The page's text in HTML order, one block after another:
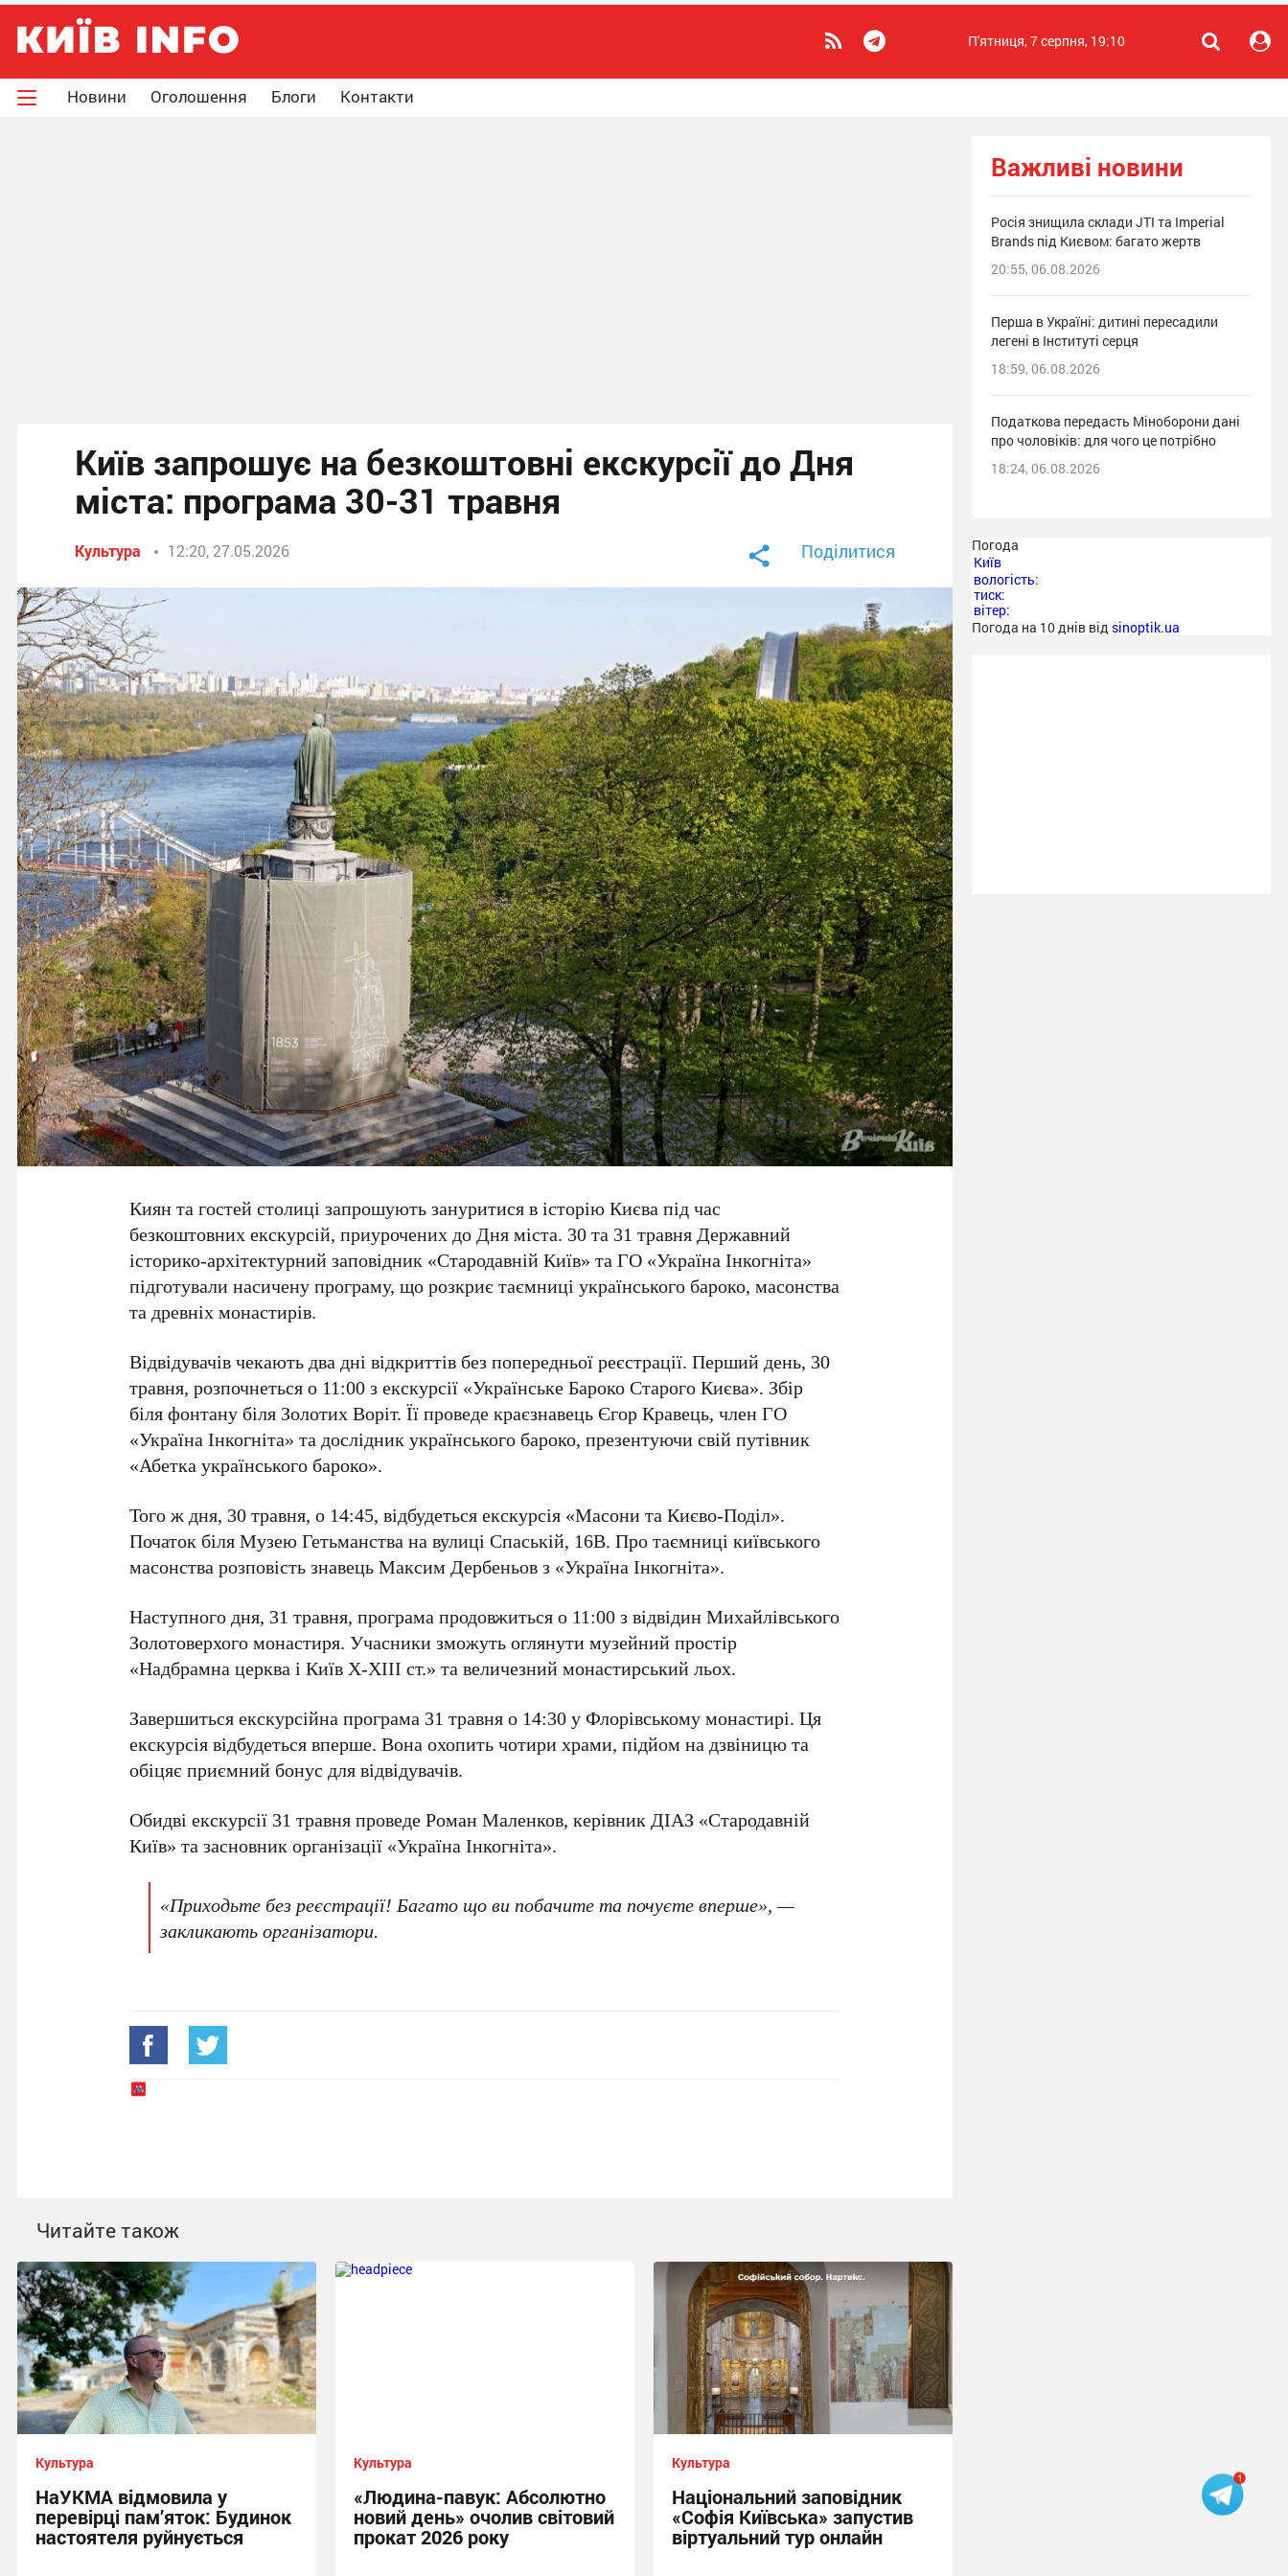
П'ятниця, 7 серпня, 19:10
Новини Оголошення Блоги Контакти
Київ запрошує на безкоштовні екскурсії до Дня
міста: програма 30-31 травня
Культура 12:20, 27.05.2026 Поділитися
Киян та гостей столиці запрошують зануритися в історію Києва під час
безкоштовних екскурсій, приурочених до Дня міста. 30 та 31 травняДержавний
історико-архітектурний заповідник «Стародавній Київ» та ГО «Україна Інкогніта»
підготували насичену програму, що розкриє таємниці українського бароко, масонства
та древніх монастирів.
Відвідувачів чекають два дні відкриттів без попередньої реєстрації. Перший день, 30
травня, розпочнеться о 11:00з екскурсії «Українське Бароко Старого Києва». Збір
біля фонтану біля Золотих Воріт. Її проведе краєзнавецьЄгор Кравець, член ГО
«Україна Інкогніта» та дослідник українського бароко, презентуючи свій путівник
«Абетка українського бароко».
Того ж дня, 30 травня, о 14:45, відбудеться екскурсія «Масони та Києво-Поділ».
Початок біляМузею Гетьманствана вулиціСпаській, 16В. Про таємниці київського
масонства розповість знавецьМаксим Дербеньовз «Україна Інкогніта».
Наступного дня, 31 травня, програма продовжиться о 11:00з відвідинМихайлівського
Золотоверхого монастиря. Учасники зможуть оглянути музейний простір
«Надбрамна церква і Київ Х-ХІІІ ст.» та величезний монастирський льох.
Завершиться екскурсійна програма 31 травняо 14:30уФлорівському монастирі. Ця
екскурсія відбудеться вперше. Вона охопить чотири храми, підйом на дзвіницю та
обіцяє приємний бонус для відвідувачів.
Обидві екскурсії 31 травняпроведеРоман Маленков, керівник ДІАЗ «Стародавній
Київ» та засновник організації «Україна Інкогніта».
«Приходьте без реєстрації! Багато що ви побачите та почуєте вперше», —
закликають організатори.
Читайте також
Культура
НаУКМА відмовила у
перевірці пам’яток: Будинок
настоятеля руйнується
Культура
«Людина-павук: Абсолютно
новий день» очолив світовий
прокат 2026 року
Культура
Національний заповідник
«Софія Київська» запустив
віртуальний тур онлайн
Важливі новини
Росія знищила склади JTI та Imperial
Brands під Києвом: багато жертв
20:55, 06.08.2026
Перша в Україні: дитині пересадили
легені в Інституті серця
18:59, 06.08.2026
Податкова передасть Міноборони дані
про чоловіків: для чого це потрібно
18:24, 06.08.2026
Погода
Київ
вологість:
тиск:
вітер:
Погода на 10 днів від sinoptik.ua